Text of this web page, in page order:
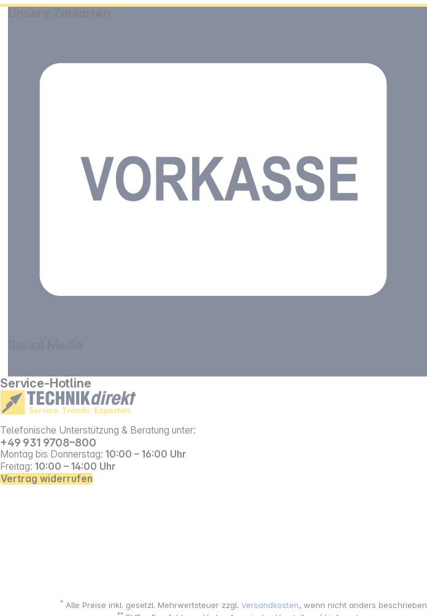
Service-Hotline
Telefonische Unterstützung & Beratung unter:
+49 931 9708–800
Montag bis Donnerstag: 10:00 – 16:00 Uhr
Freitag: 10:00 – 14:00 Uhr
Vertrag widerrufen
* Alle Preise inkl. gesetzl. Mehrwertsteuer zzgl.Versandkosten, wenn nicht anders beschrieben